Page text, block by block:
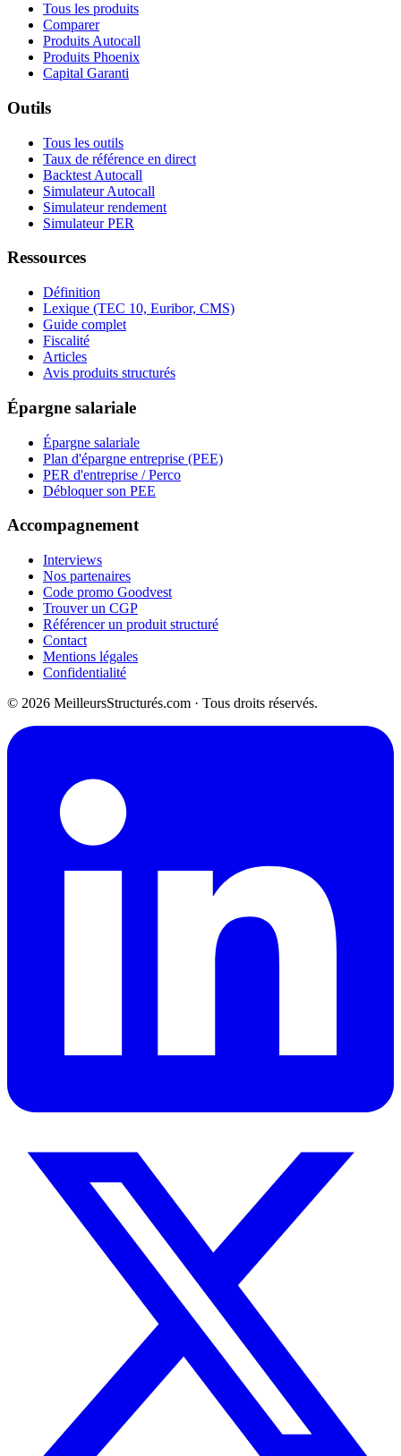
Tous les produits
Comparer
Produits Autocall
Produits Phoenix
Capital Garanti
Outils
Tous les outils
Taux de référence en direct
Backtest Autocall
Simulateur Autocall
Simulateur rendement
Simulateur PER
Ressources
Définition
Lexique (TEC 10, Euribor, CMS)
Guide complet
Fiscalité
Articles
Avis produits structurés
Épargne salariale
Épargne salariale
Plan d'épargne entreprise (PEE)
PER d'entreprise / Perco
Débloquer son PEE
Accompagnement
Interviews
Nos partenaires
Code promo Goodvest
Trouver un CGP
Référencer un produit structuré
Contact
Mentions légales
Confidentialité
© 2026 MeilleursStructurés.com · Tous droits réservés.